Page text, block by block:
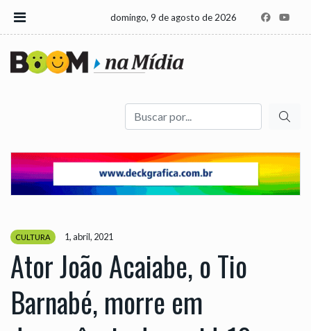
domingo, 9 de agosto de 2026
Buscar
CULTURA 1, abril, 2021
Ator João Acaiabe, o Tio
Barnabé, morre em